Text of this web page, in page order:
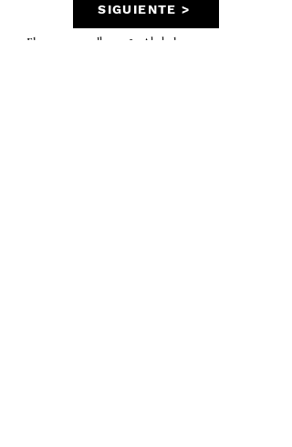
SIGUIENTE >
El restaurante albaceteño Ababol estrena nueva carta